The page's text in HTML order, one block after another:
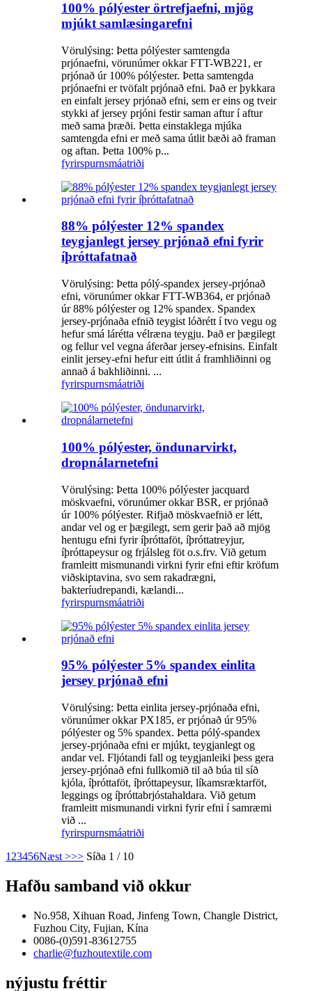
100% pólýester örtrefjaefni, mjög
mjúkt samlæsingarefni
Vörulýsing: Þetta pólýester samtengda
prjónaefni, vörunúmer okkar FTT-WB221, er
prjónað úr 100% pólýester. Þetta samtengda
prjónaefni er tvöfalt prjónað efni. Það er þykkara
en einfalt jersey prjónað efni, sem er eins og tveir
stykki af jersey prjóni festir saman aftur í aftur
með sama þræði. Þetta einstaklega mjúka
samtengda efni er með sama útlit bæði að framan
og aftan. Þetta 100% p...
fyrirspurnsmáatriði
88% pólýester 12% spandex
teygjanlegt jersey prjónað efni fyrir
íþróttafatnað
Vörulýsing: Þetta pólý-spandex jersey-prjónað
efni, vörunúmer okkar FTT-WB364, er prjónað
úr 88% pólýester og 12% spandex. Spandex
jersey-prjónaða efnið teygist lóðrétt í tvo vegu og
hefur smá lárétta vélræna teygju. Það er þægilegt
og fellur vel vegna áferðar jersey-efnisins. Einfalt
einlit jersey-efni hefur eitt útlit á framhliðinni og
annað á bakhliðinni. ...
fyrirspurnsmáatriði
100% pólýester, öndunarvirkt,
dropnálarnetefni
Vörulýsing: Þetta 100% pólýester jacquard
möskvaefni, vörunúmer okkar BSR, er prjónað
úr 100% pólýester. Rifjað möskvaefnið er létt,
andar vel og er þægilegt, sem gerir það að mjög
hentugu efni fyrir íþróttaföt, íþróttatreyjur,
íþróttapeysur og frjálsleg föt o.s.frv. Við getum
framleitt mismunandi virkni fyrir efni eftir kröfum
viðskiptavina, svo sem rakadrægni,
bakteríudrepandi, kælandi...
fyrirspurnsmáatriði
95% pólýester 5% spandex einlita
jersey prjónað efni
Vörulýsing: Þetta einlita jersey-prjónaða efni,
vörunúmer okkar PX185, er prjónað úr 95%
pólýester og 5% spandex. Þetta pólý-spandex
jersey-prjónaða efni er mjúkt, teygjanlegt og
andar vel. Fljótandi fall og teygjanleiki þess gera
jersey-prjónað efni fullkomið til að búa til síð
kjóla, íþróttaföt, íþróttapeysur, líkamsræktarföt,
leggings og íþróttabrjóstahaldara. Við getum
framleitt mismunandi virkni fyrir efni í samræmi
við ...
fyrirspurnsmáatriði
1 23456Næst >>> Síða 1 / 10
Hafðu samband við okkur
No.958, Xihuan Road, Jinfeng Town, Changle District,
Fuzhou City, Fujian, Kína
0086-(0)591-83612755
charlie@fuzhoutextile.com
nýjustu fréttir